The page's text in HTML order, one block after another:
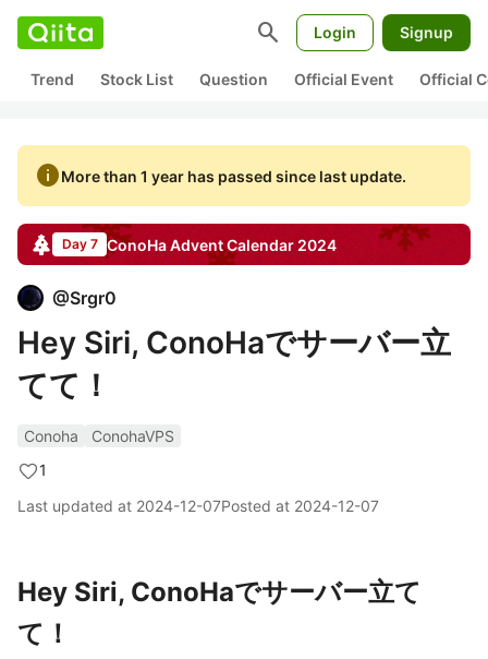
search Login Signup
Trend Stock List Question Official Event Official
infoMore than 1 year has passed since last update.
Day 7 ConoHaAdvent Calendar 2024
@Srgr0
Hey Siri, ConoHaでサーバー立
てて！
Conoha
ConohaVPS
1
Last updated at 2024-12-07Posted at 2024-12-07
Hey Siri, ConoHaでサーバー立て
て！